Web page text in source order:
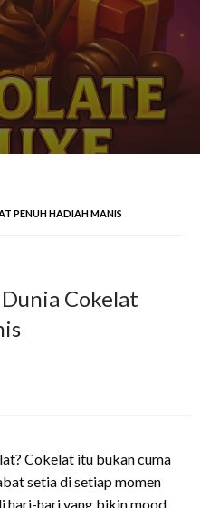
PENUH HADIAH MANIS
Cokelat
Cokelat itu bukan cuma
setia di setiap momen
hari-hari yang bikin mood